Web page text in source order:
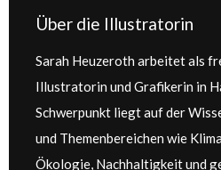
Über die Illustratorin
Sarah Heuzeroth arbeitet als
Illustratorin und Grafikerin in
Schwerpunkt liegt auf der
und Themenbereichen wie
Ökologie, Nachhaltigkeit und